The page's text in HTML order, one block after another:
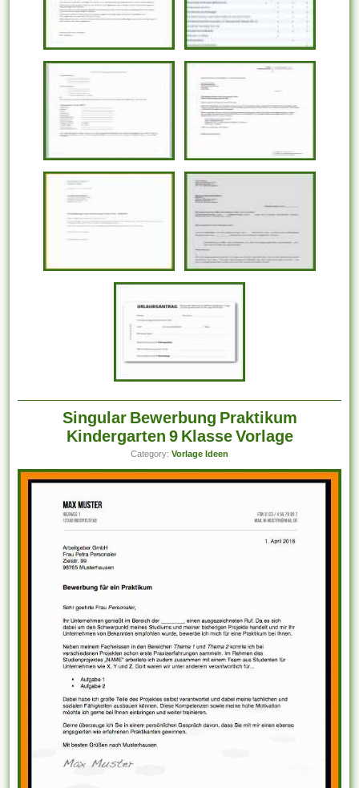
Singular Bewerbung Praktikum
Kindergarten 9 Klasse Vorlage
Category: Vorlage Ideen